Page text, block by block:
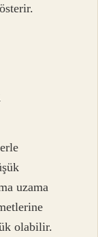
uzama
olabilir.